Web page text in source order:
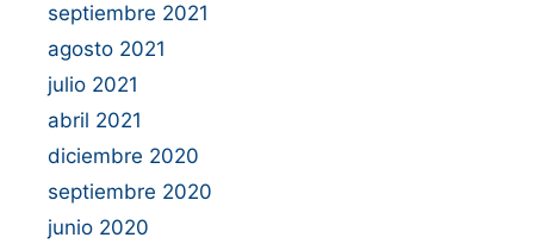
septiembre 2021
agosto 2021
julio 2021
abril 2021
diciembre 2020
septiembre 2020
junio 2020